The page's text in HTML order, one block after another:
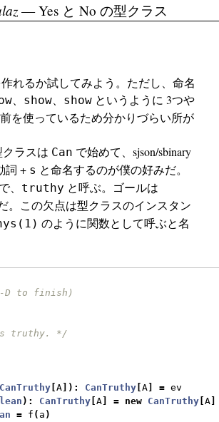
れるか試してみよう。ただし、命名
show show というように 3つや
を使っているため分かりづらい所が
ラスは Can で始めて、sjson/sbinary
詞 + s と命名するのが僕の好みだ。
、 truthy と呼ぶ。ゴールは
。この欠点は型クラスのインスタン
のように関数として呼ぶと名
D to finish)
truthy. */
CanTruthy [A ]): CanTruthy [A = ev
): CanTruthy [A = new CanTruthy [A
= f ( a )
— Yes と No の型クラス